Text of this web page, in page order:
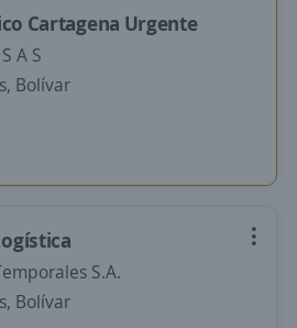
Cartagena Urgente
A S
Bolívar
S.A.
Bolívar